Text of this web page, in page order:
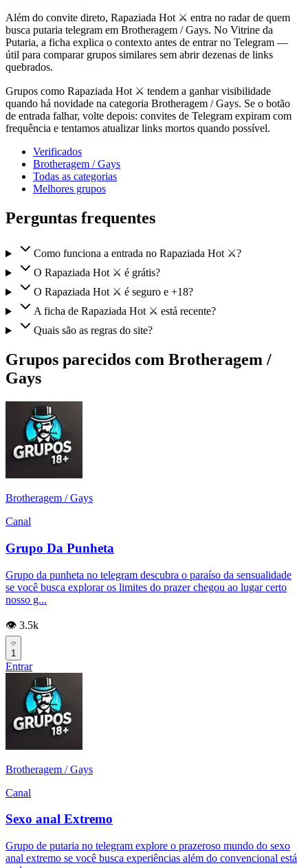
Além do convite direto, Rapaziada Hot ⚔️ entra no radar de quem
busca putaria telegram em Brotheragem / Gays. No Vitrine da
Putaria, a ficha explica o contexto antes de entrar no Telegram —
útil para comparar grupos similares sem abrir dezenas de links
quebrados.
Grupos como Rapaziada Hot ⚔️ tendem a ganhar visibilidade
quando há novidade na categoria Brotheragem / Gays. Se o botão
de entrada falhar, volte depois: convites de Telegram expiram com
frequência e tentamos atualizar links mortos quando possível.
Verificados
Brotheragem / Gays
Todas as categorias
Melhores grupos
Perguntas frequentes
Como funciona a entrada no Rapaziada Hot ⚔️?
O Rapaziada Hot ⚔️ é grátis?
O Rapaziada Hot ⚔️ é seguro e +18?
A ficha de Rapaziada Hot ⚔️ está recente?
Quais são as regras do site?
Grupos parecidos com Brotheragem /
Gays
Brotheragem / Gays
Canal
Grupo Da Punheta
Grupo da punheta no telegram descubra o paraíso da sensualidade
se você busca explorar os limites do prazer chegou ao lugar certo
nosso g...
👁️ 3.5k
1
Entrar
Brotheragem / Gays
Canal
Sexo anal Extremo
Grupo de putaria no telegram explore o prazeroso mundo do sexo
anal extremo se você busca experiências além do convencional está